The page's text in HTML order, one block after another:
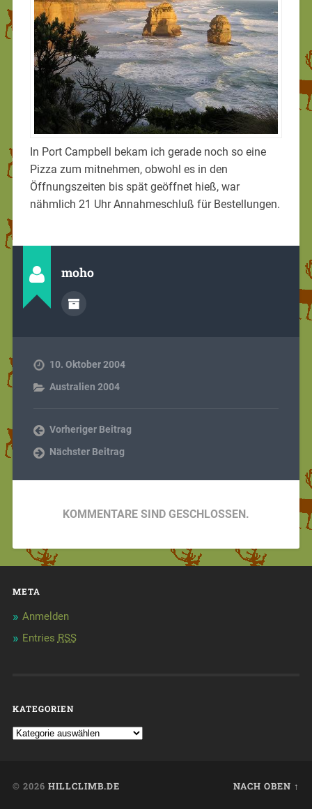
In Port Campbell bekam ich gerade noch so eine
Pizza zum mitnehmen, obwohl es in den
Öffnungszeiten bis spät geöffnet hieß, war
nähmlich 21 Uhr Annahmeschluß für Bestellungen.
moho
10. Oktober 2004
Australien 2004
Vorheriger Beitrag
Nächster Beitrag
KOMMENTARE SIND GESCHLOSSEN.
META
Anmelden
Entries RSS
KATEGORIEN
© 2026 HILLCLIMB.DE NACH OBEN ↑